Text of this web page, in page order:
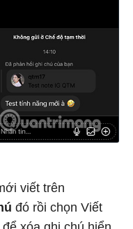
viết trên
đó rồi chọn Viết